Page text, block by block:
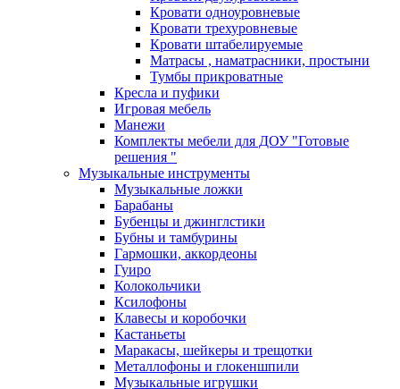
Кровати одноуровневые
Кровати трехуровневые
Кровати штабелируемые
Матрасы , наматрасники, простыни
Тумбы прикроватные
Кресла и пуфики
Игровая мебель
Манежи
Комплекты мебели для ДОУ "Готовые
решения "
Музыкальные инструменты
Музыкальные ложки
Барабаны
Бубенцы и джинглстики
Бубны и тамбурины
Гармошки, аккордеоны
Гуиро
Колокольчики
Ксилофоны
Клавесы и коробочки
Кастаньеты
Маракасы, шейкеры и трещотки
Металлофоны и глокеншпили
Музыкальные игрушки